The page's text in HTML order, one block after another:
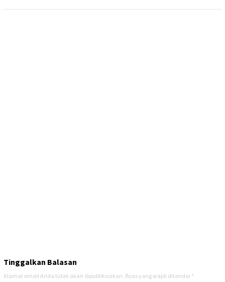
Tinggalkan Balasan
Alamat email Anda tidak akan dipublikasikan. Ruas yang wajib ditandai *